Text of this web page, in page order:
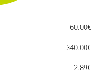
60.00€
340.00€
2.89€